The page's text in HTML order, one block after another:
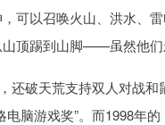
可以召唤火山、洪水、
顶踢到山脚——虽然他们
还破天荒支持双人对战
脑游戏奖”。而1998年